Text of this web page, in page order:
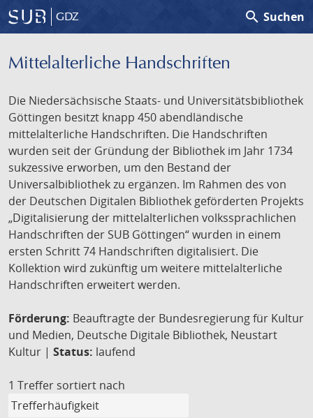
GDZ search Suchen
Mittelalterliche Handschriften
Die Niedersächsische Staats- und Universitätsbibliothek
Göttingen besitzt knapp 450 abendländische
mittelalterliche Handschriften. Die Handschriften
wurden seit der Gründung der Bibliothek im Jahr 1734
sukzessive erworben, um den Bestand der
Universalbibliothek zu ergänzen. Im Rahmen des von
der Deutschen Digitalen Bibliothek geförderten Projekts
„Digitalisierung der mittelalterlichen volkssprachlichen
Handschriften der SUB Göttingen“ wurden in einem
ersten Schritt 74 Handschriften digitalisiert. Die
Kollektion wird zukünftig um weitere mittelalterliche
Handschriften erweitert werden.
Förderung: Beauftragte der Bundesregierung für Kultur
und Medien, Deutsche Digitale Bibliothek, Neustart
Kultur | Status: laufend
1 Treffer sortiert nach